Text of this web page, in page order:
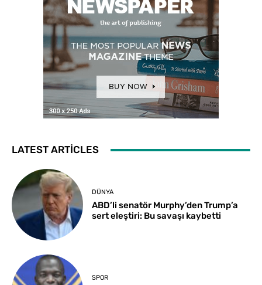
LATEST ARTICLES
DÜNYA
ABD’li senatör Murphy’den Trump’a
sert eleştiri: Bu savaşı kaybetti
SPOR